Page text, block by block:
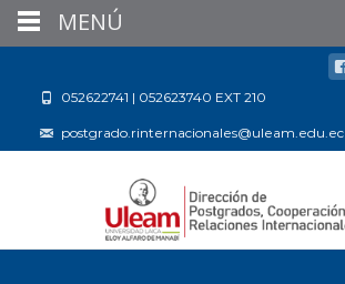
052622741 | 052623740 EXT 210
postgrado.rinternacionales@uleam.edu.ec
MENÚ